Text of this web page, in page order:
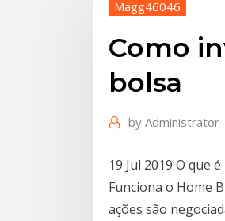
Magg46046
Como
bolsa
by Administrator
19 Jul 2019 O que
Funciona o Home
ações são